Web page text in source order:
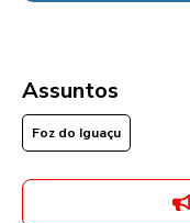
Assuntos
Foz do Iguaçu